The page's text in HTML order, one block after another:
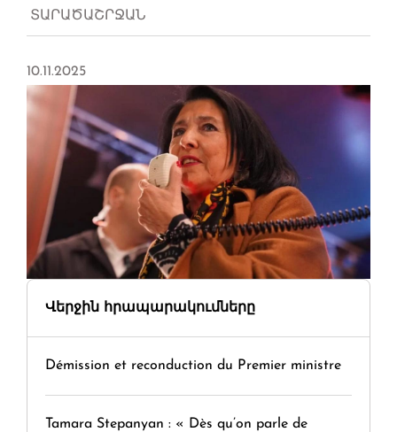
ՏԱՐԱԾԱՇՐՋԱՆ
10.11.2025
Վերջին հրապարակումները
Démission et reconduction du Premier ministre
Tamara Stepanyan : « Dès qu’on parle de